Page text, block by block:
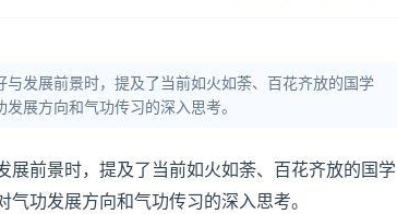
与发展前景时，提及了当前如火如荼、百花齐放的国学
展方向和气功传习的深入思考。
前景时，提及了当前如火如荼、百花齐放的国学
功发展方向和气功传习的深入思考。